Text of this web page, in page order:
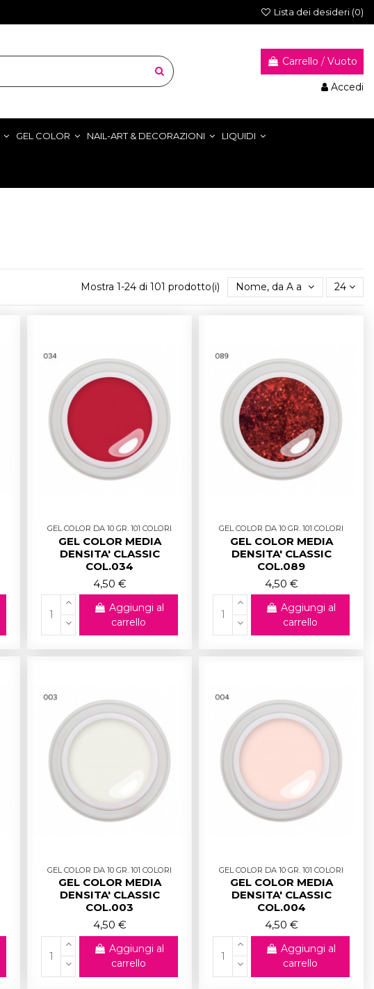
Lista dei desideri (0)
Carrello / Vuoto
Accedi
GEL COLOR NAIL-ART & DECORAZIONI LIQUIDI
Mostra 1-24 di 101 prodotto(i) Nome, da A a Z 24
GEL COLOR DA 10 GR. 101 COLORI
GEL COLOR MEDIA
DENSITA' CLASSIC
COL.034
4,50 €
Aggiungi al
carrello
GEL COLOR DA 10 GR. 101 COLORI
GEL COLOR MEDIA
DENSITA' CLASSIC
COL.089
4,50 €
Aggiungi al
carrello
GEL COLOR DA 10 GR. 101 COLORI
GEL COLOR MEDIA
DENSITA' CLASSIC
COL.003
4,50 €
Aggiungi al
carrello
GEL COLOR DA 10 GR. 101 COLORI
GEL COLOR MEDIA
DENSITA' CLASSIC
COL.004
4,50 €
Aggiungi al
carrello